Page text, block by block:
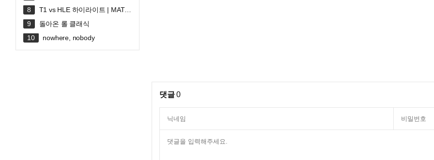
깁니다ㅠㅠㅠ 혜안져스 덕몽어스 완
전체 합방!
T1 vs HLE 하이라이트 | MATC
H 30 | 2026 LoL KeSPA CUP
돌아온 롤 클래식
nowhere, nobody
댓글0